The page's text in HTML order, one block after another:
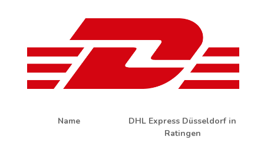
Name
DHL Express Düsseldorf in
Ratingen